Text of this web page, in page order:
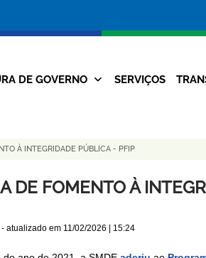
da
Prefeitura
Navegação
DE GOVERNO SERVIÇOS
À INTEGRIDADE PÚBLICA - PFIP
DE FOMENTO À
- atualizado em 11/02/2026 | 15:24